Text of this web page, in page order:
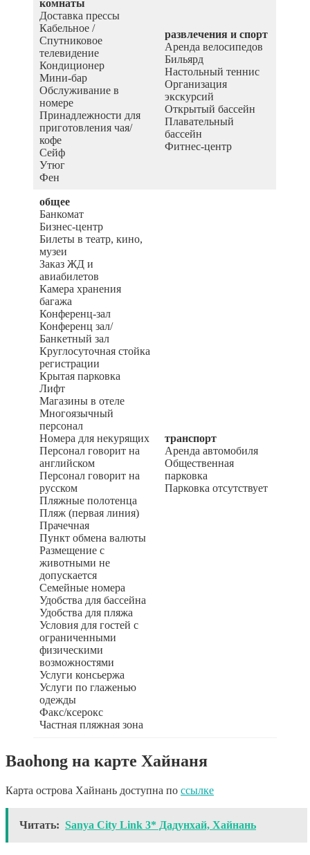
комнаты
Доставка прессы
Кабельное /
Спутниковое
телевидение
Кондиционер
Мини-бар
Обслуживание в
номере
Принадлежности для
приготовления чая/
кофе
Сейф
Утюг
Фен
развлечения и спорт
Аренда велосипедов
Бильярд
Настольный теннис
Организация
экскурсий
Открытый бассейн
Плавательный
бассейн
Фитнес-центр
общее
Банкомат
Бизнес-центр
Билеты в театр, кино,
музеи
Заказ ЖД и
авиабилетов
Камера хранения
багажа
Конференц-зал
Конференц зал/
Банкетный зал
Круглосуточная стойка
регистрации
Крытая парковка
Лифт
Магазины в отеле
Многоязычный
персонал
Номера для некурящих
Персонал говорит на
английском
Персонал говорит на
русском
Пляжные полотенца
Пляж (первая линия)
Прачечная
Пункт обмена валюты
Размещение с
животными не
допускается
Семейные номера
Удобства для бассейна
Удобства для пляжа
Условия для гостей с
ограниченными
физическими
возможностями
Услуги консьержа
Услуги по глаженью
одежды
Факс/ксерокс
Частная пляжная зона
транспорт
Аренда автомобиля
Общественная
парковка
Парковка отсутствует
Baohong на карте Хайнаня
Карта острова Хайнань доступна по ссылке
Читать: Sanya City Link 3* Дадунхай, Хайнань